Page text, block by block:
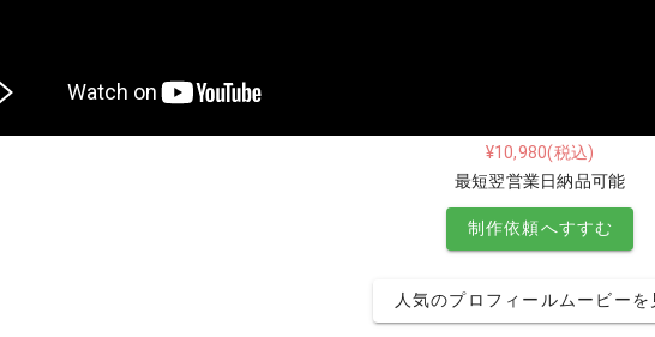
¥10,980(税込)
最短翌営業日納品可能
制作依頼へすすむ
人気のプロフィールムービーを